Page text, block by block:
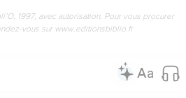
1997, avec autorisation. Pour vous procurer
vous sur www.editionsbiblio.fr